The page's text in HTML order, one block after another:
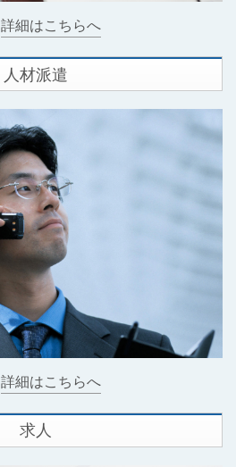
詳細はこちらへ
人材派遣
詳細はこちらへ
求人